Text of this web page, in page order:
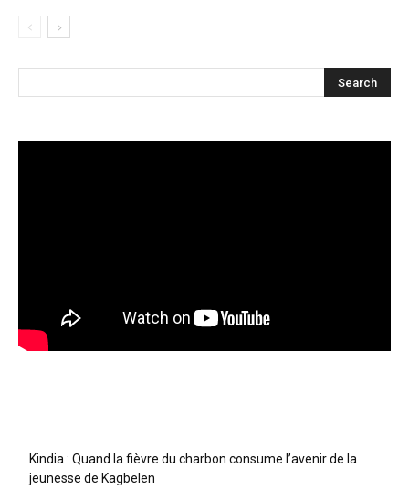
Kindia : Quand la fièvre du charbon consume l’avenir de la
jeunesse de Kagbelen